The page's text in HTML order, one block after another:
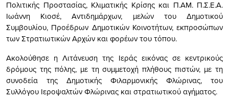
Πολιτικής Προστασίας, Κλιματικής Κρίσης και Π.ΑΜ. Π.Σ.Ε.Α.
Ιωάννη Κιοσέ, Αντιδημάρχων, μελών του Δημοτικού
Συμβουλίου, Προέδρων Δημοτικών Κοινοτήτων, εκπροσώπων
των Στρατιωτικών Αρχών και φορέων του τόπου.
Ακολούθησε η Λιτάνευση της Ιεράς εικόνας σε κεντρικούς
δρόμους της πόλης, με τη συμμετοχή πλήθους πιστών, με τη
συνοδεία της Δημοτικής Φιλαρμονικής Φλώρινας, του
Συλλόγου Ιεροψαλτών Φλώρινας και στρατιωτικού αγήματος.